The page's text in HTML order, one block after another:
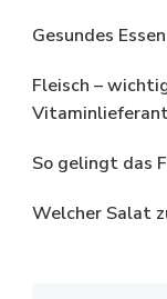
Gesundes
Fleisch –
So gelingt das
Welcher Salat